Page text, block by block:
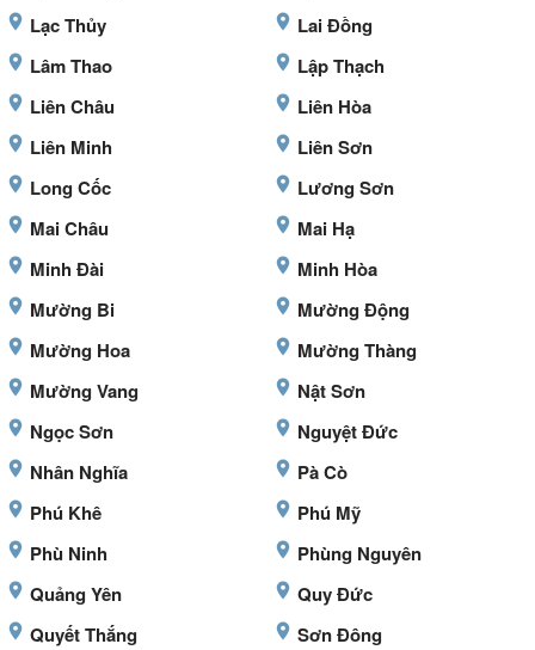
Lạc Thủy
Lai Đồng
Lâm Thao
Lập Thạch
Liên Châu
Liên Hòa
Liên Minh
Liên Sơn
Long Cốc
Lương Sơn
Mai Châu
Mai Hạ
Minh Đài
Minh Hòa
Mường Bi
Mường Động
Mường Hoa
Mường Thàng
Mường Vang
Nật Sơn
Ngọc Sơn
Nguyệt Đức
Nhân Nghĩa
Pà Cò
Phú Khê
Phú Mỹ
Phù Ninh
Phùng Nguyên
Quảng Yên
Quy Đức
Quyết Thắng
Sơn Đông